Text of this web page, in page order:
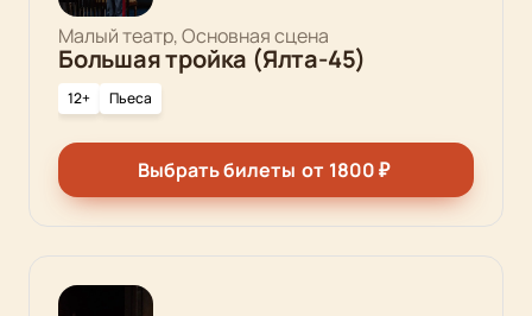
Малый театр, Основная сцена
Большая тройка (Ялта-45)
12+ Пьеса
Выбрать билеты от 1800₽